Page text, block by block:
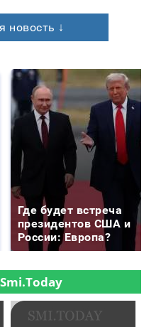
новость ↓
Где будет встреча
президентов США и
России: Европа?